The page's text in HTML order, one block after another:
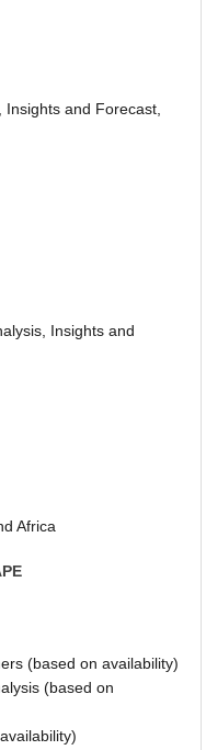
and Forecast,
Insights and
Africa
(based on availability)
(based on